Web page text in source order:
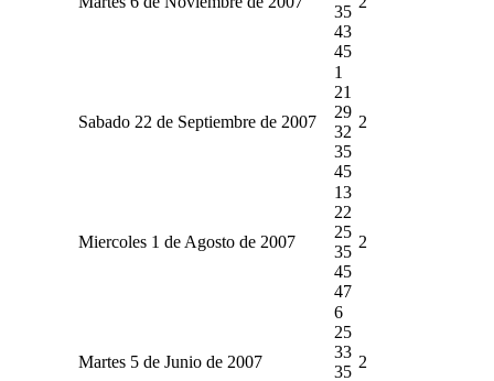
35
43
45
Sabado 22 de Septiembre de 2007
1
21
29
32
35
45
2
Miercoles 1 de Agosto de 2007
13
22
25
35
45
47
2
Martes 5 de Junio de 2007
6
25
33
35
2